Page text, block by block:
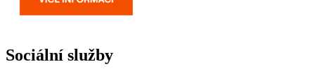
Sociální služby